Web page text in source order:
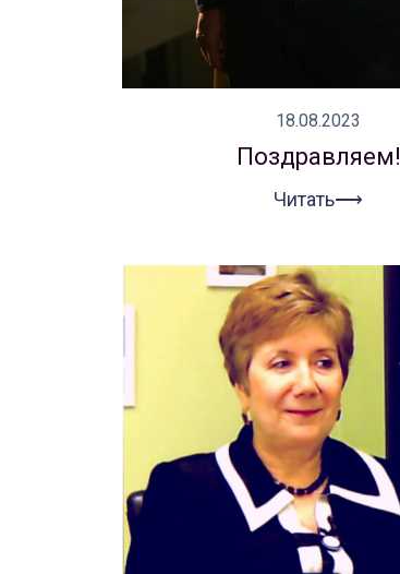
18.08.2023
Поздравляем!
Читать⟶